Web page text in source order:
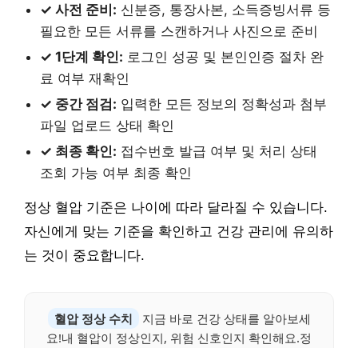
✓ 사전 준비: 신분증, 통장사본, 소득증빙서류 등
필요한 모든 서류를 스캔하거나 사진으로 준비
✓ 1단계 확인: 로그인 성공 및 본인인증 절차 완
료 여부 재확인
✓ 중간 점검: 입력한 모든 정보의 정확성과 첨부
파일 업로드 상태 확인
✓ 최종 확인: 접수번호 발급 여부 및 처리 상태
조회 가능 여부 최종 확인
정상 혈압 기준은 나이에 따라 달라질 수 있습니다.
자신에게 맞는 기준을 확인하고 건강 관리에 유의하
는 것이 중요합니다.
혈압 정상 수치
지금 바로 건강 상태를 알아보세
요!내 혈압이 정상인지, 위험 신호인지 확인해요.정